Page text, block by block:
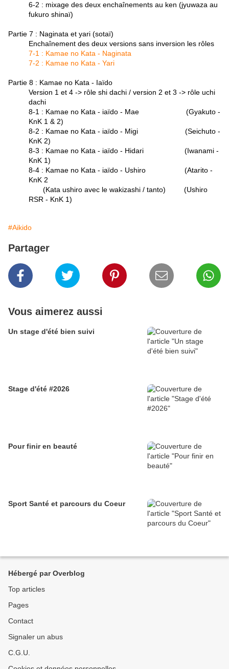
6-2 : mixage des deux enchaînements au ken (jyuwaza au
fukuro shinaï)
Partie 7 : Naginata et yari (sotaï)
Enchaînement des deux versions sans inversion les rôles
7-1 : Kamae no Kata - Naginata
7-2 : Kamae no Kata - Yari
Partie 8 : Kamae no Kata - Iaïdo
Version 1 et 4 -> rôle shi dachi / version 2 et 3 -> rôle uchi
dachi
8-1 : Kamae no Kata - iaïdo - Mae (Gyakuto -
KnK 1 & 2)
8-2 : Kamae no Kata - iaïdo - Migi (Seichuto -
KnK 2)
8-3 : Kamae no Kata - iaïdo - Hidari (Iwanami -
KnK 1)
8-4 : Kamae no Kata - iaïdo - Ushiro (Atarito -
KnK 2
(Kata ushiro avec le wakizashi / tanto) (Ushiro
RSR - KnK 1)
#Aikido
Partager
Vous aimerez aussi
Un stage d'été bien suivi
Stage d'été #2026
Pour finir en beauté
Sport Santé et parcours du Coeur
Hébergé par Overblog
Top articles
Pages
Contact
Signaler un abus
C.G.U.